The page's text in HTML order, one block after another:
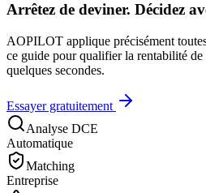
Arrêtez de deviner. Décidez
AOPILOT applique précisément
ce guide pour qualifier la rentabilité
quelques secondes.
Essayer gratuitement
Analyse DCE
Automatique
Matching
Entreprise